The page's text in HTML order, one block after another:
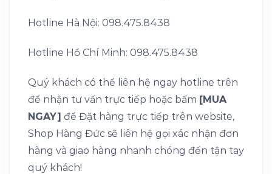
Hotline Hà Nội: 098.475.8438
Hotline Hồ Chí Minh: 098.475.8438
Quý khách có thể liên hệ ngay hotline trên
để nhận tư vấn trực tiếp hoặc bấm [MUA
NGAY] để Đặt hàng trực tiếp trên website,
Shop Hàng Đức sẽ liên hệ gọi xác nhận đơn
hàng và giao hàng nhanh chóng đến tận tay
quý khách!